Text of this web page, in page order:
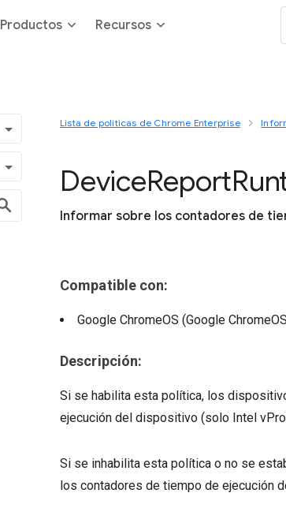
Productos Recursos
Lista de políticas de Chrome Enterprise
DeviceReport
Informar sobre los contadores de
Compatible con:
Google ChromeOS (Google
Descripción:
Si se habilita esta política, los
ejecución del dispositivo (solo Intel
Si se inhabilita esta política o no se
los contadores de tiempo de ejecución